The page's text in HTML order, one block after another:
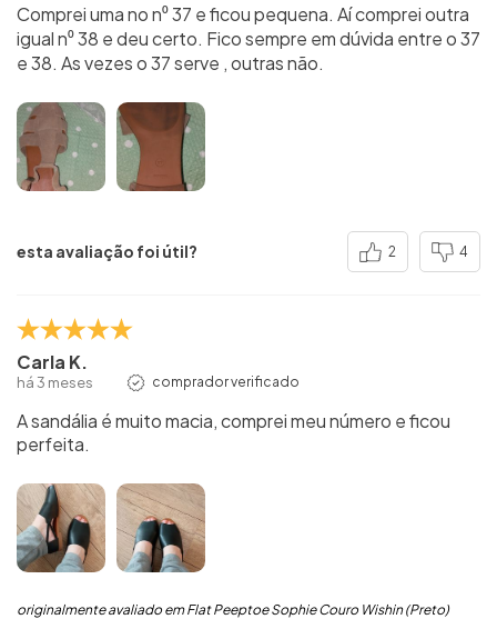
Comprei uma no n⁰ 37 e ficou pequena. Aí comprei outra
igual n⁰ 38 e deu certo. Fico sempre em dúvida entre o 37
e 38. As vezes o 37 serve , outras não.
esta avaliação foi útil? 2 4
Carla K.
há 3 meses comprador verificado
A sandália é muito macia, comprei meu número e ficou
perfeita.
originalmente avaliado em Flat Peeptoe Sophie Couro Wishin (Preto)